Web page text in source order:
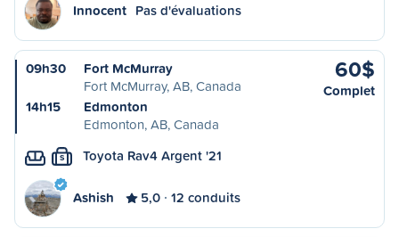
Innocent Pas d'évaluations
09h30
Fort McMurray
Fort McMurray, AB, Canada
14h15
Edmonton
Edmonton, AB, Canada
60$
Complet
S Toyota Rav4 Argent '21
Ashish 5,0 12 conduits